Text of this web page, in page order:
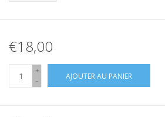
€18,00
+
-
AJOUTER AU PANIER